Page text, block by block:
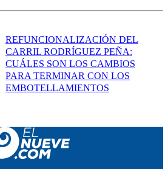
REFUNCIONALIZACIÓN DEL
CARRIL RODRÍGUEZ PEÑA:
CUÁLES SON LOS CAMBIOS
PARA TERMINAR CON LOS
EMBOTELLAMIENTOS